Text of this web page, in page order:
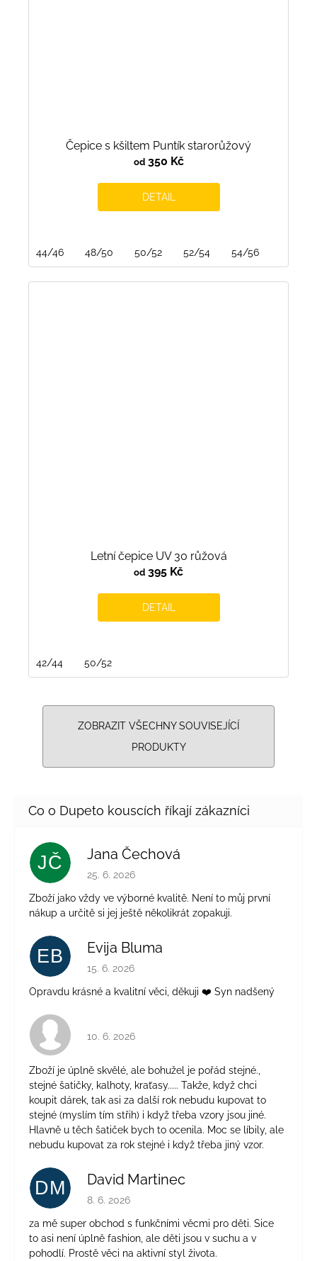
Čepice s kšiltem Puntík starorůžový
od350 Kč
DETAIL
44/46 48/50 50/52 52/54 54/56
Letní čepice UV 30 růžová
od 395 Kč
DETAIL
42/44 50/52
ZOBRAZIT VŠECHNY SOUVISEJÍCÍ
PRODUKTY
JČ Jana Čechová
Hodnocení obchodu je 5 z 5 hvězdiček.
25. 6. 2026
Zboží jako vždy ve výborné kvalitě. Není to můj první
nákup a určitě si jej ještě několikrát zopakuji.
EB Evija Bluma
Hodnocení obchodu je 5 z 5 hvězdiček.
15. 6. 2026
Opravdu krásné a kvalitní věci, děkuji ❤️ Syn nadšený
Hodnocení obchodu je 4 z 5 hvězdiček.
10. 6. 2026
Zboží je úplně skvělé, ale bohužel je pořád stejné.,
stejné šatičky, kalhoty, kraťasy..... Takže, když chci
koupit dárek, tak asi za další rok nebudu kupovat to
stejné (myslím tím střih) i když třeba vzory jsou jiné.
Hlavně u těch šatiček bych to ocenila. Moc se líbily, ale
nebudu kupovat za rok stejné i když třeba jiný vzor.
DM David Martinec
Hodnocení obchodu je 5 z 5 hvězdiček.
8. 6. 2026
za mě super obchod s funkčními věcmi pro děti. Sice
to asi není úplně fashion, ale děti jsou v suchu a v
pohodlí. Prostě věci na aktivní styl života.